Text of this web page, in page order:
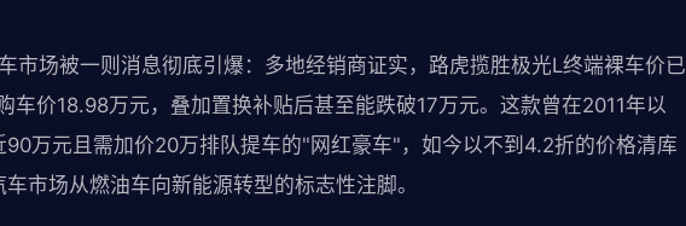
市场被一则消息彻底引爆：多地经销商证实，路虎揽胜极光L终端裸车价已
车价18.98万元，叠加置换补贴后甚至能跌破17万元。这款曾在2011年以
万元且需加价20万排队提车的"网红豪车"，如今以不到4.2折的价格清库
市场从燃油车向新能源转型的标志性注脚。